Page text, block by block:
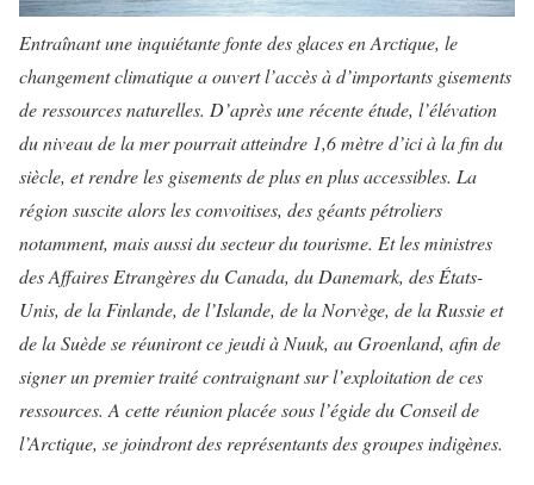
Entraînant une inquiétante fonte des glaces en Arctique, le
changement climatique a ouvert l’accès à d’importants gisements
de ressources naturelles. D’après une récente étude, l’élévation
du niveau de la mer pourrait atteindre 1,6 mètre d’ici à la fin du
siècle, et rendre les gisements de plus en plus accessibles. La
région suscite alors les convoitises, des géants pétroliers
notamment, mais aussi du secteur du tourisme. Et les ministres
des Affaires Etrangères du Canada, du Danemark, des États-
Unis, de la Finlande, de l’Islande, de la Norvège, de la Russie et
de la Suède se réuniront ce jeudi à Nuuk, au Groenland, afin de
signer un premier traité contraignant sur l’exploitation de ces
ressources. A cette réunion placée sous l’égide du Conseil de
l’Arctique, se joindront des représentants des groupes indigènes.